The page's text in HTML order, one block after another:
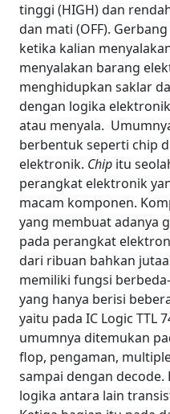
tinggi (HIGH) dan
dan mati (OFF).
ketika kalian
menyalakan barang
menghidupkan saklar
dengan logika
atau menyala.
berbentuk seperti chip
elektronik. Chip itu
perangkat elektronik
macam komponen.
yang membuat adanya
pada perangkat
dari ribuan bahkan
memiliki fungsi
yang hanya berisi
yaitu pada IC Logic TTL
umumnya ditemukan
flop, pengaman,
sampai dengan decode.
logika antara lain